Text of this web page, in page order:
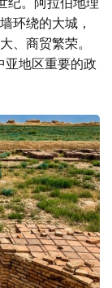
环绕的大城，
、商贸繁荣。
亚地区重要的政